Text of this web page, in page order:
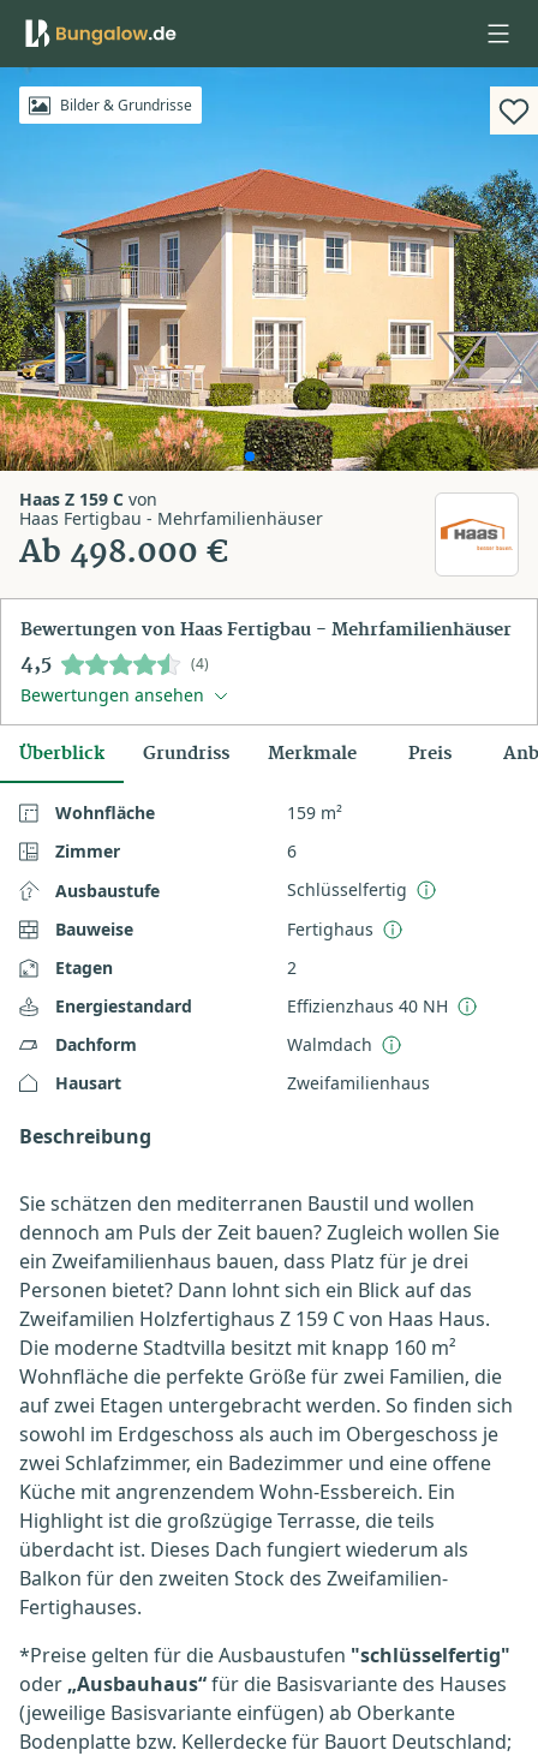
Anmelden
Bilder & Grundrisse
Haas Z 159 C von
Haas Fertigbau - Mehrfamilienhäuser
Ab 498.000 €
Bewertungen von Haas Fertigbau - Mehrfamilienhäuser
4,5 (4)
Bewertungen ansehen
Überblick Grundriss Merkmale Preis
Wohnfläche
159 m²
Zimmer
6
Ausbaustufe
Schlüsselfertig
Bauweise
Fertighaus
Etagen
2
Energiestandard
Effizienzhaus 40 NH
Dachform
Walmdach
Hausart
Zweifamilienhaus
Beschreibung
Sie schätzen den mediterranen Baustil und wollen
dennoch am Puls der Zeit bauen? Zugleich wollen Sie
ein Zweifamilienhaus bauen, dass Platz für je drei
Personen bietet? Dann lohnt sich ein Blick auf das
Zweifamilien Holzfertighaus Z 159 C von Haas Haus.
Die moderne Stadtvilla besitzt mit knapp 160 m²
Wohnfläche die perfekte Größe für zwei Familien, die
auf zwei Etagen untergebracht werden. So finden sich
sowohl im Erdgeschoss als auch im Obergeschoss je
zwei Schlafzimmer, ein Badezimmer und eine offene
Küche mit angrenzendem Wohn-Essbereich. Ein
Highlight ist die großzügige Terrasse, die teils
überdacht ist. Dieses Dach fungiert wiederum als
Balkon für den zweiten Stock des Zweifamilien-
Fertighauses.
*Preise gelten für die Ausbaustufen "schlüsselfertig"
oder „Ausbauhaus“für die Basisvariante des Hauses
(jeweilige Basisvariante einfügen) ab Oberkante
Bodenplatte bzw. Kellerdecke für Bauort Deutschland;